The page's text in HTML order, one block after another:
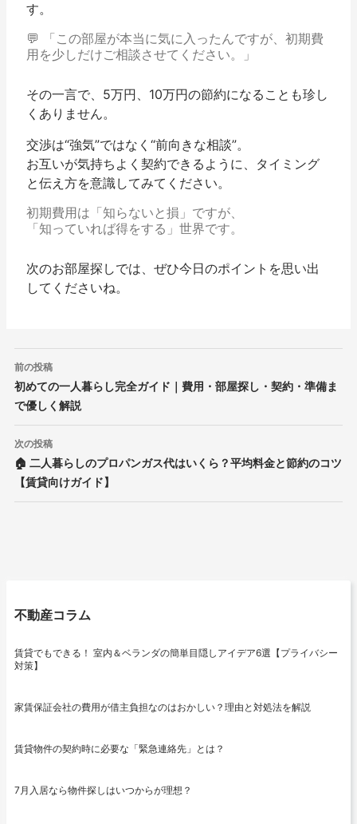
す。
💬 「この部屋が本当に気に入ったんですが、初期費
用を少しだけご相談させてください。」
その一言で、5万円、10万円の節約になることも珍し
くありません。
交渉は“強気”ではなく“前向きな相談”。
お互いが気持ちよく契約できるように、タイミング
と伝え方を意識してみてください。
初期費用は「知らないと損」ですが、
「知っていれば得をする」世界です。
次のお部屋探しでは、ぜひ今日のポイントを思い出
してくださいね。
稿
ナ
ビ
ゲ
ー
シ
ョ
前の投稿
初めての一人暮らし完全ガイド｜費用・部屋探し・契約・準備ま
で優しく解説
次の投稿
🏠 二人暮らしのプロパンガス代はいくら？平均料金と節約のコツ
【賃貸向けガイド】
不動産コラム
賃貸でもできる！ 室内＆ベランダの簡単目隠しアイデア6選【プライバシー
対策】
家賃保証会社の費用が借主負担なのはおかしい？理由と対処法を解説
賃貸物件の契約時に必要な「緊急連絡先」とは？
7月入居なら物件探しはいつからが理想？